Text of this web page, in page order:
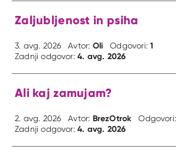
Zaljubljenost in psiha
3. avg. 2026 Avtor: Oli Odgovori:1
Zadnji odgovor:4. avg. 2026
Ali kaj zamujam?
2. avg. 2026 Avtor: BrezOtrok
Zadnji odgovor:4. avg. 2026